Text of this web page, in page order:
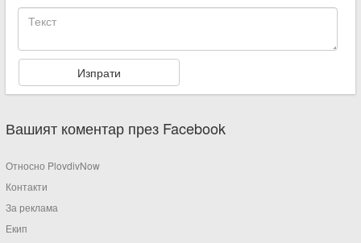
Вашият коментар през Facebook
Относно PlovdivNow
Контакти
За реклама
Екип